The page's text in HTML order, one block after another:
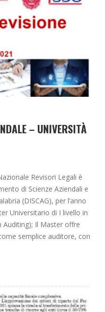
– UNIVERSITÀ
Revisori Legali è
di Scienze Aziendali e
(DISCAG), per l’anno
Universitario di I livello in
Auditing); Il Master offre
semplice auditore, con